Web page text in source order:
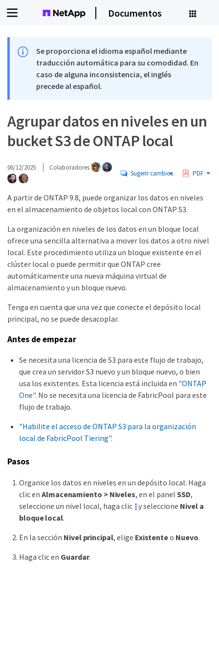
Documentos
Se proporciona el idioma español mediante
traducción automática para su comodidad. En
caso de alguna inconsistencia, el inglés
precede al español.
Agrupar datos en niveles en un
bucket S3 de ONTAP local
06/12/2025 Colaboradores
Sugerir cambios PDF
A partir de ONTAP 9.8, puede organizar los datos en niveles
en el almacenamiento de objetos local con ONTAP S3.
La organización en niveles de los datos en un bloque local
ofrece una sencilla alternativa a mover los datos a otro nivel
local. Este procedimiento utiliza un bloque existente en el
clúster local o puede permitir que ONTAP cree
automáticamente una nueva máquina virtual de
almacenamiento y un bloque nuevo.
Tenga en cuenta que una vez que conecte el depósito local
principal, no se puede desacoplar.
Antes de empezar
Se necesita una licencia de S3 para este flujo de trabajo,
que crea un servidor S3 nuevo y un bloque nuevo, o bien
usa los existentes. Esta licencia está incluida en "ONTAP
One". No se necesita una licencia de FabricPool para este
flujo de trabajo.
"Habilite el acceso de ONTAP S3 para la organización
local de FabricPool Tiering".
Pasos
Organice los datos en niveles en un depósito local: Haga
clic en Almacenamiento > Niveles, en el panelSSD,
seleccione un nivel local, haga clic y seleccione Nivel a
bloque local.
En la sección Nivel principal, elige Existenteo Nuevo.
Haga clic en Guardar.